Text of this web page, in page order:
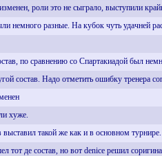
роли это не сыграло, выступили
немного разные. На кубок чуть удачней
по сравнению со Спартакиадой был
состав. Надо отметить ошибку тренера
хуже.
такой же как и в основном турнире.
де состав, но вот denice решил